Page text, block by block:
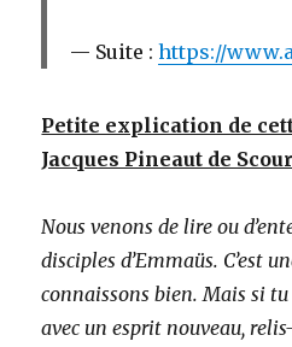
Suite :https://
Petite explication de
Jacques Pineaut de
Nous venons de lire ou
disciples d’Emmaüs. C’est
connaissons bien. Mais si tu
avec un esprit nouveau,